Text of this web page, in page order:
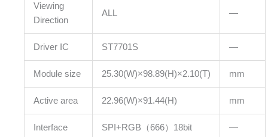
Viewing
Direction
ALL —
Driver IC ST7701S —
Module size 25.30(W)×98.89(H)×2.10(T) mm
Active area 22.96(W)×91.44(H) mm
Interface SPI+RGB（666）18bit —